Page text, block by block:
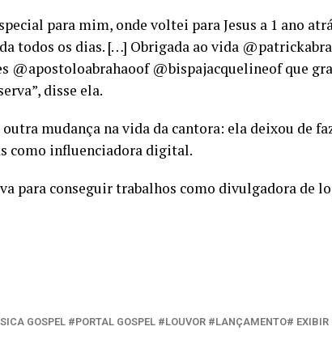
para mim, onde voltei para Jesus a 1 ano
todos os dias. […] Obrigada ao vida
@apostoloabrahaoof @bispajacquelineof que
disse ela.
mudança na vida da cantora: ela deixou de
como influenciadora digital.
para conseguir trabalhos como divulgadora de
GOSPEL #PORTAL GOSPEL #LOUVOR #LANÇAMENTO# EXIBIR